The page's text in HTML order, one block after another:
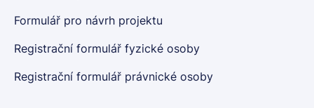
Formulář pro návrh projektu
Registrační formulář fyzické osoby
Registrační formulář právnické osoby